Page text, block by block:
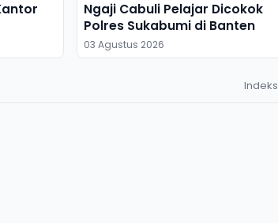
Ngaji Cabuli Pelajar Dicokok
Polres Sukabumi di Banten
03 Agustus 2026
Indeks